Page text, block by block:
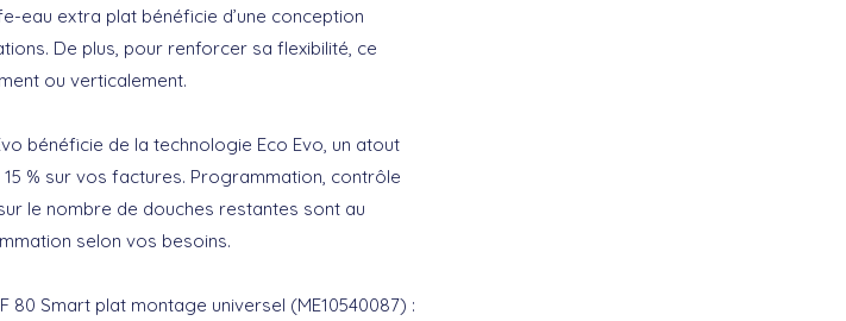
eau extra plat bénéficie d’une conception
De plus, pour renforcer sa flexibilité, ce
ou verticalement.
bénéficie de la technologie Eco Evo, un atout
% sur vos factures. Programmation, contrôle
le nombre de douches restantes sont au
selon vos besoins.
80 Smart plat montage universel (ME10540087) :